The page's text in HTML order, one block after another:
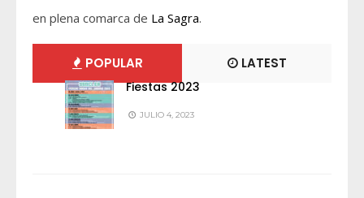
en plena comarca de La Sagra.
POPULAR LATEST
Fiestas 2023
JULIO 4, 2023